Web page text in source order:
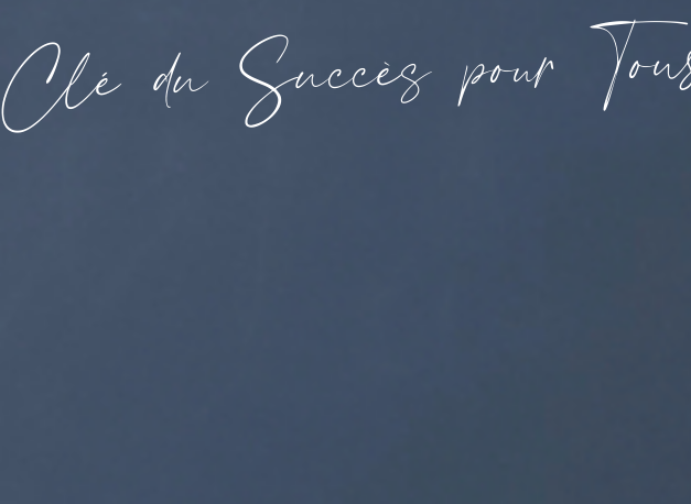
Clé du Succès pou To